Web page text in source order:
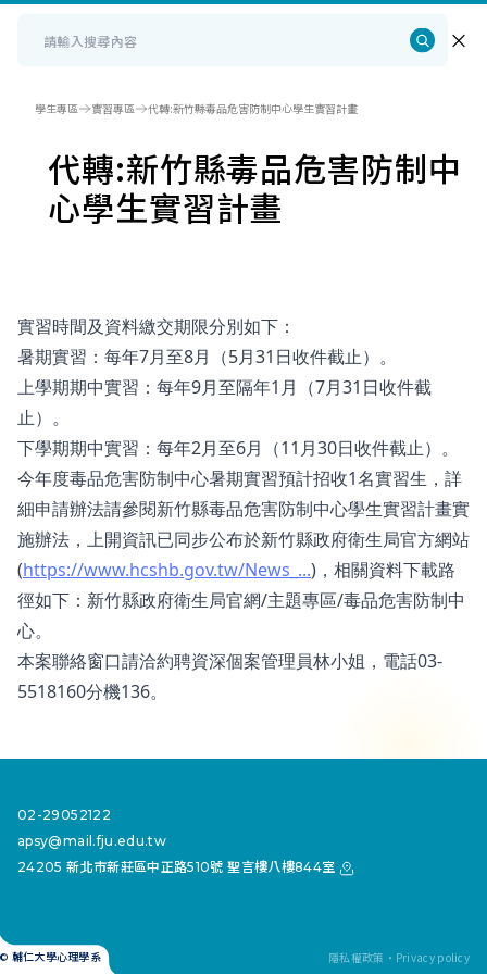
學生專區 實習專區 代轉:新竹縣毒品危害防制中心學生實習計畫
代轉:新竹縣毒品危害防制中
心學生實習計畫
實習時間及資料繳交期限分別如下：
暑期實習：每年7月至8月（5月31日收件截止）。
上學期期中實習：每年9月至隔年1月（7月31日收件截
止）。
下學期期中實習：每年2月至6月（11月30日收件截止）。
今年度毒品危害防制中心暑期實習預計招收1名實習生，詳
細申請辦法請參閱新竹縣毒品危害防制中心學生實習計畫實
施辦法，上開資訊已同步公布於新竹縣政府衛生局官方網站
(https://www.hcshb.gov.tw/News_...)，相關資料下載路
徑如下：新竹縣政府衛生局官網/主題專區/毒品危害防制中
心。
本案聯絡窗口請洽約聘資深個案管理員林小姐，電話03-
5518160分機136。
02-29052122
apsy@mail.fju.edu.tw
24205 新北市新莊區中正路510號 聖言樓八樓844室
© 輔仁大學心理學系 隱私權政策・Privacy policy